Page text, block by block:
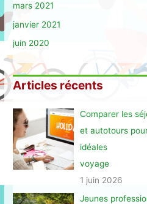
mars 2021
janvier 2021
juin 2020
Articles récents
Comparer les
et autotours
idéales
voyage
1 juin 2026
Jeunes